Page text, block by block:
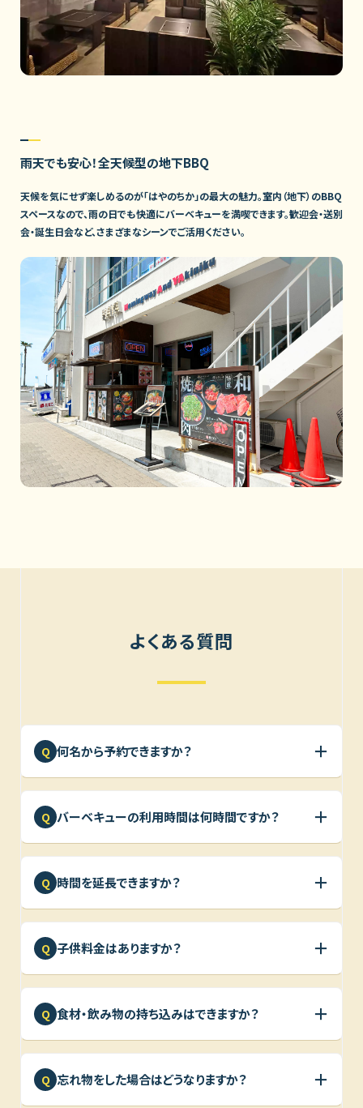
雨天でも安心！全天候型の地下BBQ
天候を気にせず楽しめるのが「はやのちか」の最大の魅力。室内（地下）のBBQ
スペースなので、雨の日でも快適にバーベキューを満喫できます。歓迎会・送別
会・誕生日会など、さまざまなシーンでご活用ください。
よくある質問
Q 何名から予約できますか？ ＋
Q バーベキューの利用時間は何時間ですか？ ＋
Q 時間を延長できますか？ ＋
Q 子供料金はありますか？ ＋
Q 食材・飲み物の持ち込みはできますか？ ＋
Q 忘れ物をした場合はどうなりますか？ ＋